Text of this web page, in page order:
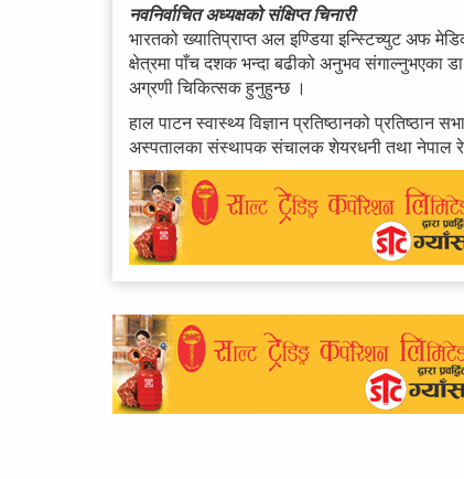
नवनिर्वाचित अध्यक्षको संक्षिप्त चिनारी
भारतको ख्यातिप्राप्त अल इण्डिया इन्स्टिच्युट अफ
क्षेत्रमा पाँच दशक भन्दा बढीको अनुभव संगाल्नुभएका
अग्रणी चिकित्सक हुनुहुन्छ ।
हाल पाटन स्वास्थ्य विज्ञान प्रतिष्ठानको
अस्पतालका संस्थापक संचालक शेयरधनी तथा नेपाल